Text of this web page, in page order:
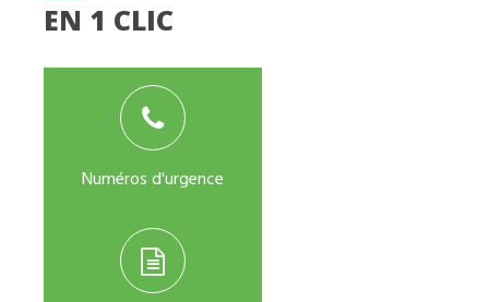
EN 1 CLIC
Numéros d'urgence